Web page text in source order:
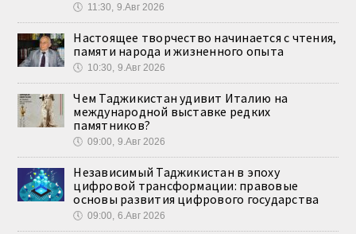
🕔 11:30, 9.Авг 2026
Настоящее творчество начинается с чтения,
памяти народа и жизненного опыта
🕔 10:30, 9.Авг 2026
Чем Таджикистан удивит Италию на
международной выставке редких
памятников?
🕔 09:00, 9.Авг 2026
Независимый Таджикистан в эпоху
цифровой трансформации: правовые
основы развития цифрового государства
🕔 09:00, 6.Авг 2026